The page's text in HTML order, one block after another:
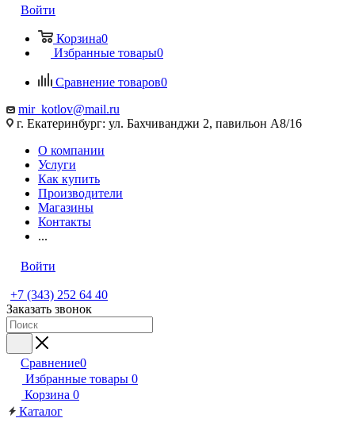
Войти
Корзина0
Избранные товары0
Сравнение товаров0
mir_kotlov@mail.ru
г. Екатеринбург: ул. Бахчиванджи 2, павильон А8/16
О компании
Услуги
Как купить
Производители
Магазины
Контакты
...
Войти
+7 (343) 252 64 40
Заказать звонок
Сравнение0
Избранные товары 0
Корзина 0
Каталог